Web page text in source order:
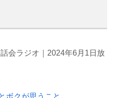
会ラジオ｜2024年6月1日放